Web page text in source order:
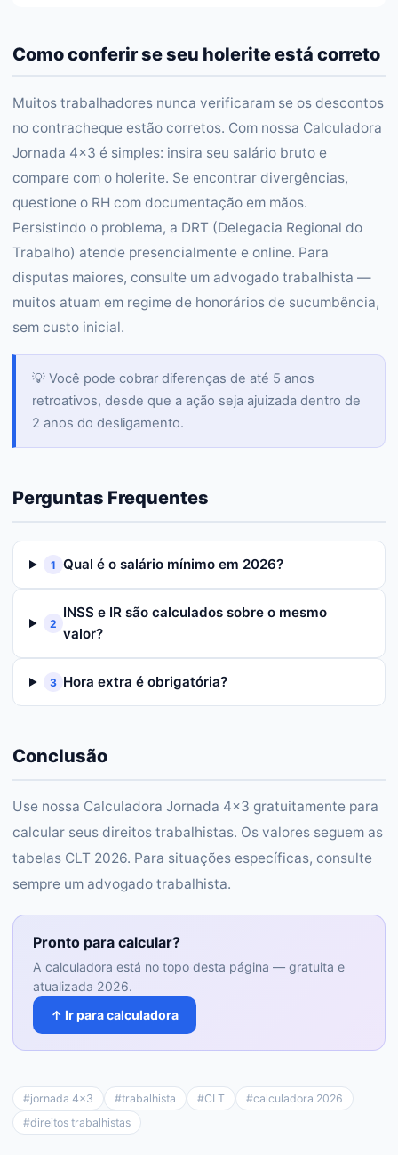
Como conferir se seu holerite está correto
Muitos trabalhadores nunca verificaram se os descontos
no contracheque estão corretos. Com nossa Calculadora
Jornada 4x3 é simples: insira seu salário bruto e
compare com o holerite. Se encontrar divergências,
questione o RH com documentação em mãos.
Persistindo o problema, a DRT (Delegacia Regional do
Trabalho) atende presencialmente e online. Para
disputas maiores, consulte um advogado trabalhista —
muitos atuam em regime de honorários de sucumbência,
sem custo inicial.
💡 Você pode cobrar diferenças de até 5 anos
retroativos, desde que a ação seja ajuizada dentro de
2 anos do desligamento.
Perguntas Frequentes
1 Qual é o salário mínimo em 2026?
2
INSS e IR são calculados sobre o mesmo
valor?
3 Hora extra é obrigatória?
Conclusão
Use nossa Calculadora Jornada 4x3 gratuitamente para
calcular seus direitos trabalhistas. Os valores seguem as
tabelas CLT 2026. Para situações específicas, consulte
sempre um advogado trabalhista.
Pronto para calcular?
A calculadora está no topo desta página — gratuita e
atualizada 2026.
↑ Ir para calculadora
#jornada 4x3 #trabalhista #CLT #calculadora 2026
#direitos trabalhistas